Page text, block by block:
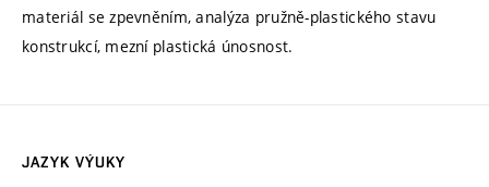
materiál se zpevněním, analýza pružně-plastického stavu
konstrukcí, mezní plastická únosnost.
JAZYK VÝUKY